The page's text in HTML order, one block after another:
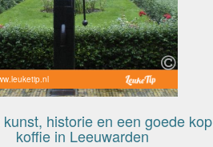
historie en een goede kop
koffie in Leeuwarden